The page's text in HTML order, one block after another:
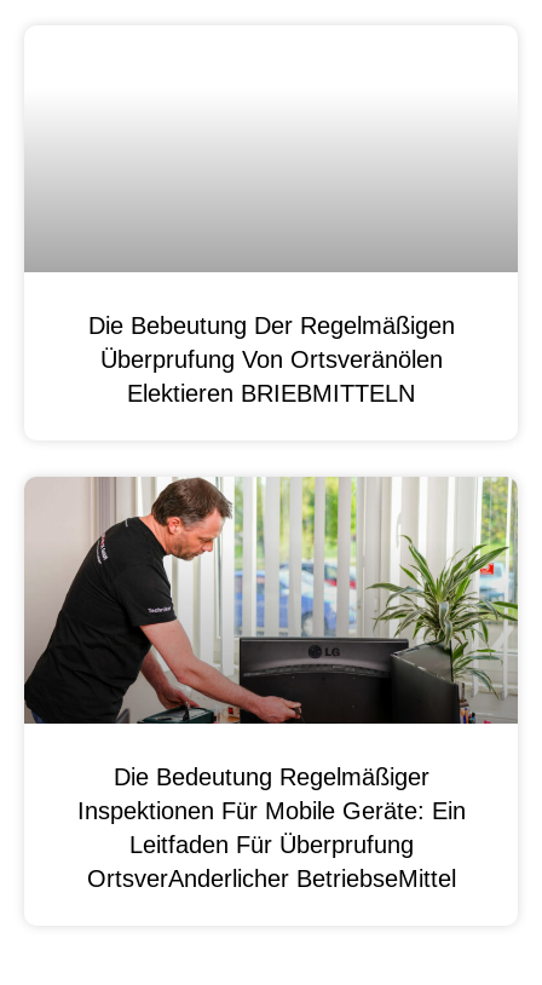
Die Bebeutung Der Regelmäßigen
Überprufung Von Ortsveränölen
Elektieren BRIEBMITTELN
Die Bedeutung Regelmäßiger
Inspektionen Für Mobile Geräte: Ein
Leitfaden Für Überprufung
OrtsverAnderlicher BetriebseMittel